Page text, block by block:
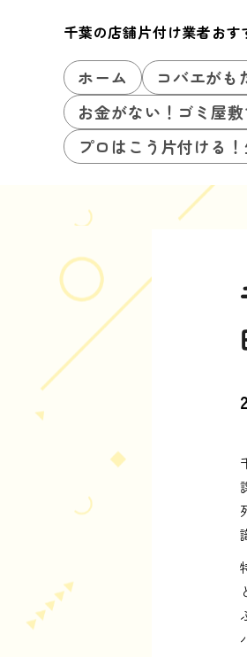
千葉の店舗片付け業者お
ホーム コバエがも
お金がない！ゴミ屋
プロはこう片付ける